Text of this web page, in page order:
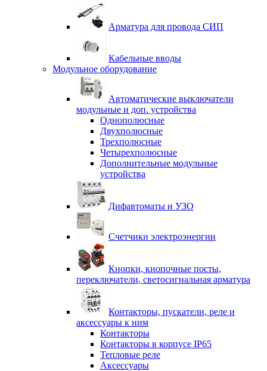
Арматура для провода СИП
Кабельные вводы
Модульное оборудование
Автоматические выключатели
модульные и доп. устройства
Однополюсные
Двухполюсные
Трехполюсные
Четырехполюсные
Дополнительные модульные
устройства
Дифавтоматы и УЗО
Счетчики электроэнергии
Кнопки, кнопочные посты,
переключатели, светосигнальная арматура
Контакторы, пускатели, реле и
аксессуары к ним
Контакторы
Контакторы в корпусе IP65
Тепловые реле
Аксессуары